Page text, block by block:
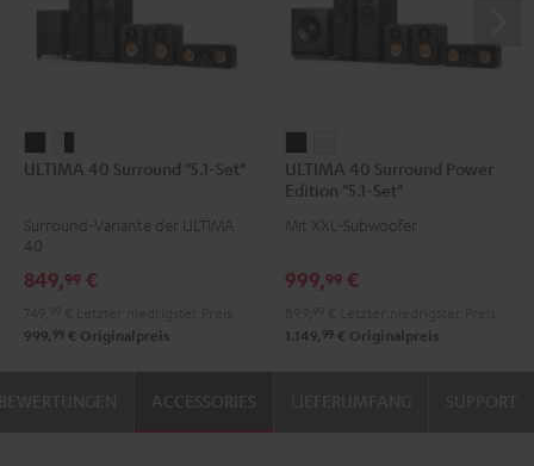
40
"5.1-
Schwarz
40
"5.1-
Weiß
Schwarz
ULTIMA 40 Surround "5.1-Set"
Surround-Variante der ULTIMA
40
849,99 €
999, 99 € Originalpreis
40
Surround
Power
"5.1-
Schwarz
40
Surround
Power
"5.1-
Weiß
ULTIMA 40 Surround Power
Edition "5.1-Set"
Mit XXL-Subwoofer
999,99 €
1.149, 99 € Originalpreis
ACCESSORIES